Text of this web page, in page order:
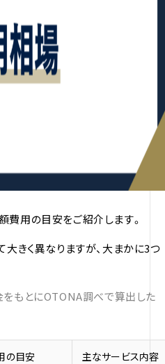
用の目安をご紹介します。
きく異なりますが、大まかに3つ
もとにOTONA調べで算出した
の目安 主なサービス内容